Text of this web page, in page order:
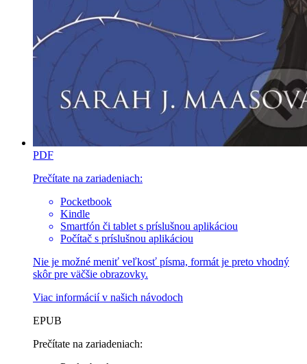
PDF
Prečítate na zariadeniach:
Pocketbook
Kindle
Smartfón či tablet s príslušnou aplikáciou
Počítač s príslušnou aplikáciou
Nie je možné meniť veľkosť písma, formát je preto vhodný
skôr pre väčšie obrazovky.
Viac informácií v našich návodoch
EPUB
Prečítate na zariadeniach: